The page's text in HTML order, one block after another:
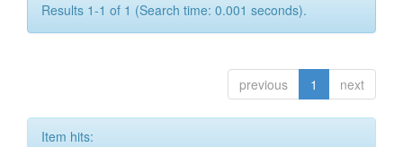
Results 1-1 of 1 (Search time: 0.001 seconds).
previous 1 next
Item hits: